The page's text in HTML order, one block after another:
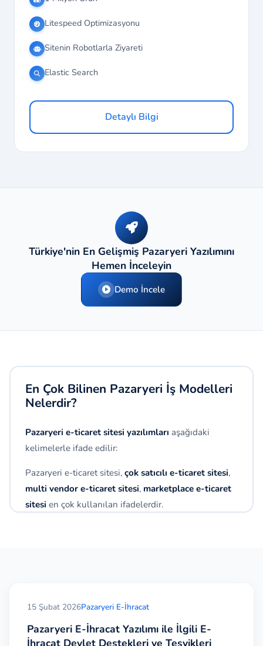
Litespeed Optimizasyonu
Sitenin Robotlarla Ziyareti
Elastic Search
Detaylı Bilgi
Türkiye'nin En Gelişmiş Pazaryeri Yazılımını
Hemen İnceleyin
Demo İncele
En Çok Bilinen Pazaryeri İş Modelleri
Nelerdir?
Pazaryeri e-ticaret sitesi yazılımları aşağıdaki
kelimelerle ifade edilir:
Pazaryeri e-ticaret sitesi, çok satıcılı e-ticaret sitesi,
multi vendor e-ticaret sitesi, marketplace e-ticaret
sitesi en çok kullanılan ifadelerdir.
B2C Pazaryeri , B2C Marketplace, B2C Multi Vendor
Marketplace gibi isimlerle ifade edilir.
15 Şubat 2026Pazaryeri E-İhracat
Pazaryeri E-İhracat Yazılımı ile İlgili E-
İhracat Devlet Destekleri ve Teşvikleri